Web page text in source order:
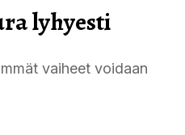
lyhyesti
vaiheet voidaan